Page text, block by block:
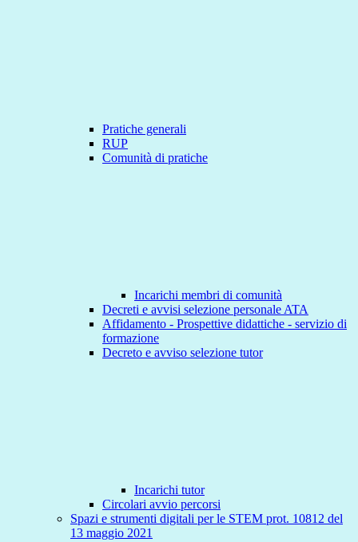
Pratiche generali
RUP
Comunità di pratiche
Incarichi membri di comunità
Decreti e avvisi selezione personale ATA
Affidamento - Prospettive didattiche - servizio di
formazione
Decreto e avviso selezione tutor
Incarichi tutor
Circolari avvio percorsi
Spazi e strumenti digitali per le STEM prot. 10812 del
13 maggio 2021